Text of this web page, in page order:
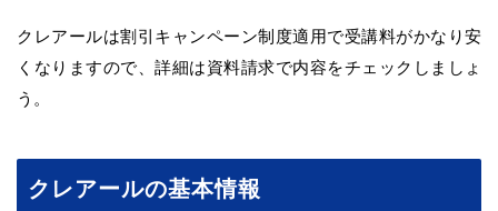
クレアールは割引キャンペーン制度適用で受講料がかなり安
くなりますので、詳細は資料請求で内容をチェックしましょ
う。
クレアールの基本情報